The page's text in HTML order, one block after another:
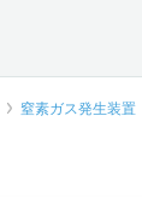
窒素ガス発生装置